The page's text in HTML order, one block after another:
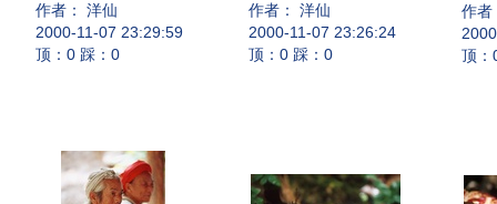
作者： 洋仙
2000-11-07 23:29:59
顶：0 踩：0
作者： 洋仙
2000-11-07 23:26:24
顶：0 踩：0
作者
顶：